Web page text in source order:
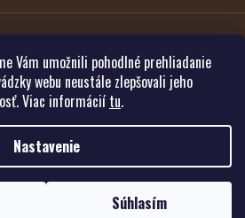
Vám umožnili pohodlné prehliadanie
webu neustále zlepšovali jeho
Viac informácií tu.
Nastavenie
Súhlasím
Forest